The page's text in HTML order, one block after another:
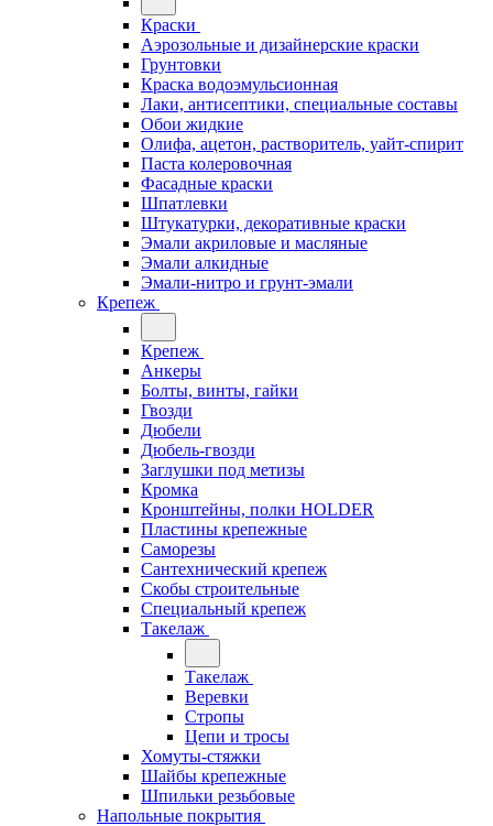
Краски
Аэрозольные и дизайнерские краски
Грунтовки
Краска водоэмульсионная
Лаки, антисептики, специальные составы
Обои жидкие
Олифа, ацетон, растворитель, уайт-спирит
Паста колеровочная
Фасадные краски
Шпатлевки
Штукатурки, декоративные краски
Эмали акриловые и масляные
Эмали алкидные
Эмали-нитро и грунт-эмали
Крепеж
Крепеж
Анкеры
Болты, винты, гайки
Гвозди
Дюбели
Дюбель-гвозди
Заглушки под метизы
Кромка
Кронштейны, полки НОLDER
Пластины крепежные
Саморезы
Сантехнический крепеж
Скобы строительные
Специальный крепеж
Такелаж
Такелаж
Веревки
Стропы
Цепи и тросы
Хомуты-стяжки
Шайбы крепежные
Шпильки резьбовые
Напольные покрытия